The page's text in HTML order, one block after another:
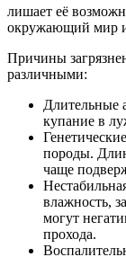
лишает её
окружающий мир
Причины
различными:
Длительные
купание в
породы.
чаще
влажность,
могут
прохода.